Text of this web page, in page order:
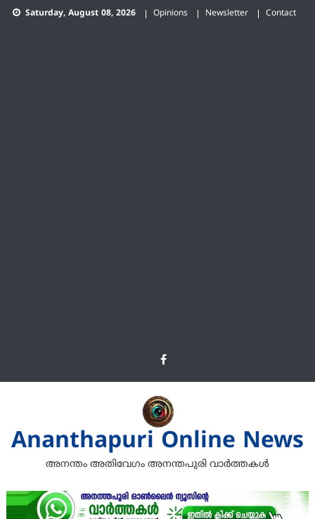
Skip Saturday, August 08, 2026 Opinions Newsletter Contact
Ananthapuri Online News
അനന്തം അതിവേഗം അനന്തപുരി വാര്‍ത്തകള്‍